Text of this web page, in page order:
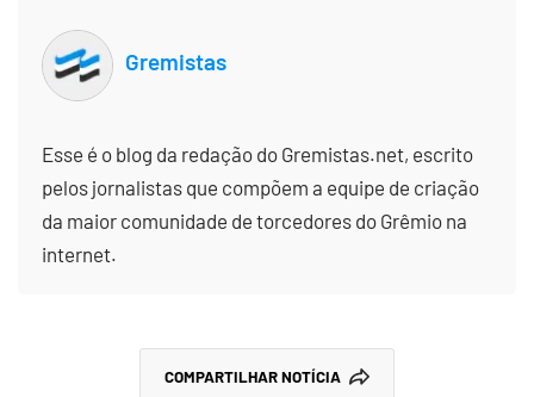
Gremistas
Esse é o blog da redação do Gremistas.net, escrito
pelos jornalistas que compõem a equipe de criação
da maior comunidade de torcedores do Grêmio na
internet.
COMPARTILHAR NOTÍCIA